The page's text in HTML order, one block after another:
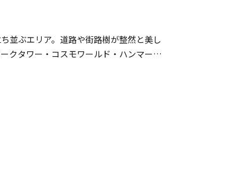
並ぶエリア。道路や街路樹が整然と美し
クタワー・コスモワールド・ハンマーヘ